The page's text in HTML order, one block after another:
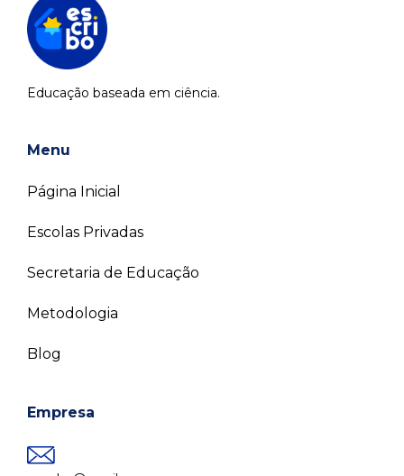
Educação baseada em ciência.
Menu
Página Inicial
Escolas Privadas
Secretaria de Educação
Metodologia
Blog
Empresa